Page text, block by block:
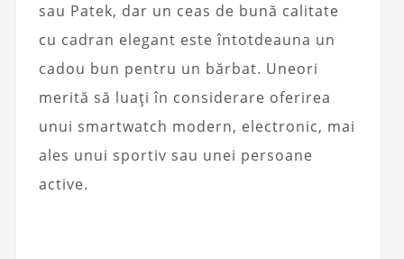
sau Patek, dar un ceas de bună calitate
cu cadran elegant este întotdeauna un
cadou bun pentru un bărbat. Uneori
merită să luați în considerare oferirea
unui smartwatch modern, electronic, mai
ales unui sportiv sau unei persoane
active.